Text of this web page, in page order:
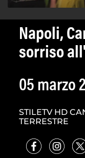
Napoli,
sorriso
05 marzo
STILETV HD
TERRESTRE